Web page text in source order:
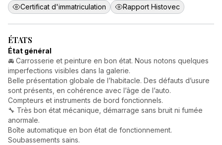
Certificat d'immatriculation
Rapport Histovec
ÉTATS
État général
🚘 Carrosserie et peinture en bon état. Nous notons quelques
imperfections visibles dans la galerie.
Belle présentation globale de l’habitacle. Des défauts d’usure
sont présents, en cohérence avec l’âge de l’auto.
Compteurs et instruments de bord fonctionnels.
🔧 Très bon état mécanique, démarrage sans bruit ni fumée
anormale.
Boîte automatique en bon état de fonctionnement.
Soubassements sains.